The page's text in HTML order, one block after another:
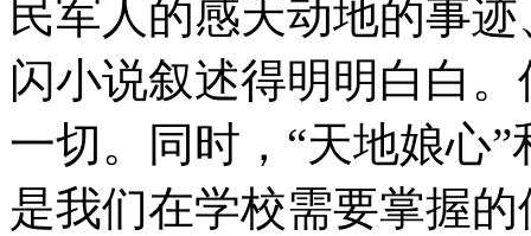
民军人的感天动地的事
闪小说叙述得明明白白
一切。同时，“天地娘心
是我们在学校需要掌握